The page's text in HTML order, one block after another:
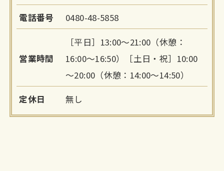
電話番号 0480-48-5858
営業時間
［平日］13:00～21:00（休憩：
16:00～16:50）［土日・祝］10:00
～20:00（休憩：14:00～14:50）
定休日 無し